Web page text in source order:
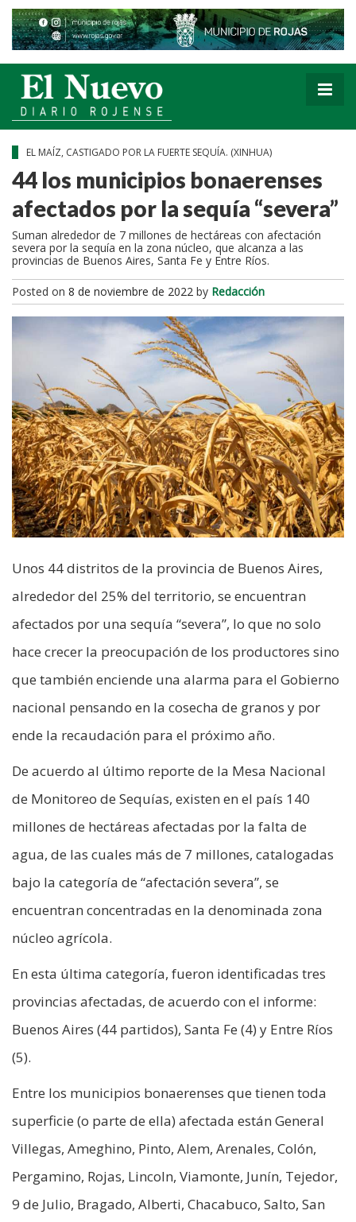
EL MAÍZ, CASTIGADO POR LA FUERTE SEQUÍA. (XINHUA)
44 los municipios bonaerenses
afectados por la sequía “severa”
Suman alrededor de 7 millones de hectáreas con afectación
severa por la sequía en la zona núcleo, que alcanza a las
provincias de Buenos Aires, Santa Fe y Entre Ríos.
Posted on 8 de noviembre de 2022 by Redacción
Unos 44 distritos de la provincia de Buenos Aires,
alrededor del 25% del territorio, se encuentran
afectados por una sequía “severa”, lo que no solo
hace crecer la preocupación de los productores sino
que también enciende una alarma para el Gobierno
nacional pensando en la cosecha de granos y por
ende la recaudación para el próximo año.
De acuerdo al último reporte de la Mesa Nacional
de Monitoreo de Sequías, existen en el país 140
millones de hectáreas afectadas por la falta de
agua, de las cuales más de 7 millones, catalogadas
bajo la categoría de “afectación severa”, se
encuentran concentradas en la denominada zona
núcleo agrícola.
En esta última categoría, fueron identificadas tres
provincias afectadas, de acuerdo con el informe:
Buenos Aires (44 partidos), Santa Fe (4) y Entre Ríos
(5).
Entre los municipios bonaerenses que tienen toda
superficie (o parte de ella) afectada están General
Villegas, Ameghino, Pinto, Alem, Arenales, Colón,
Pergamino, Rojas, Lincoln, Viamonte, Junín, Tejedor,
9 de Julio, Bragado, Alberti, Chacabuco, Salto, San